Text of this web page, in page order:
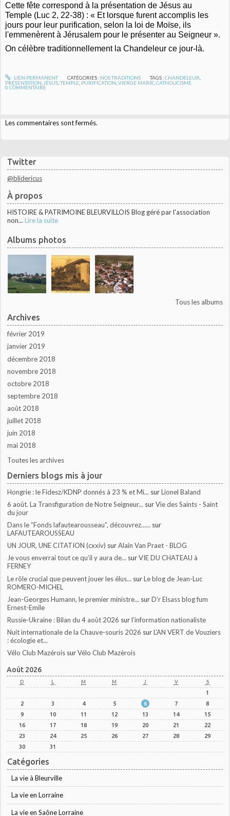
Twitter
@blidericus
À propos
HISTOIRE & PATRIMOINE BLEURVILLOIS Blog géré par l'association
non... Lire la suite
Albums photos
Tous les albums
Archives
février 2019
janvier 2019
décembre 2018
novembre 2018
octobre 2018
septembre 2018
août 2018
juillet 2018
juin 2018
mai 2018
Toutes les archives
Derniers blogs mis à jour
Hongrie : le Fidesz/KDNP donnés à 23 % et Mi... surLionel Baland
6 août. La Transfiguration de Notre Seigneur... surVie des Saints - Saint
du jour
Dans le ”Fonds lafautearousseau”, découvrez...... sur
LAFAUTEAROUSSEAU
UN JOUR, UNE CITATION (cxxiv) surAlain Van Praet - BLOG
Je vous enverrai tout ce qu’il y aura de... surVIE DU CHATEAU à
FERNEY
Le rôle crucial que peuvent jouer les élus... surLe blog de Jean-Luc
ROMERO-MICHEL
Jean-Georges Humann, le premier ministre... surD'r Elsass blog fum
Ernest-Emile
Russie-Ukraine : Bilan du 4 août 2026 surl'information nationaliste
Nuit internationale de la Chauve-souris 2026 surL'AN VERT de Vouziers
: écologie et...
Vélo Club Mazérois surVélo Club Mazèrois
Août 2026
D L M M J V S
1
2
3 4 5 6 7
8
9
10 11 12 13 14
15
16
17 18 19 20 21
22
23
24 25 26 27 28
29
30
31
Catégories
La vie à Bleurville
La vie en Lorraine
La vie en Saône Lorraine
Cette fête correspond à la présentation de Jésus au
Temple (Luc 2, 22-38) :« Et lorsque furent accomplis les
jours pour leur purification, selon la loi de Moïse, ils
l'emmenèrent à Jérusalem pour le présenter au Seigneur ».
On célèbre traditionnellement la Chandeleur ce jour-là.
LIEN PERMANENT CATÉGORIES : NOS TRADITIONS TAGS :CHANDELEUR
PRÉSENTATION JÉSUS ,TEMPLE PURIFICATION ,VIERGE MARIE ,CATHOLICISME
0 COMMENTAIRE
Les commentaires sont fermés.